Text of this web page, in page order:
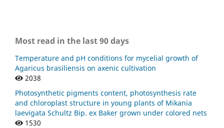
Most read in the last 90 days
Temperature and pH conditions for mycelial growth of
Agaricus brasiliensis on axenic cultivation
2038
Photosynthetic pigments content, photosynthesis rate
and chloroplast structure in young plants of Mikania
laevigata Schultz Bip. ex Baker grown under colored nets
1530